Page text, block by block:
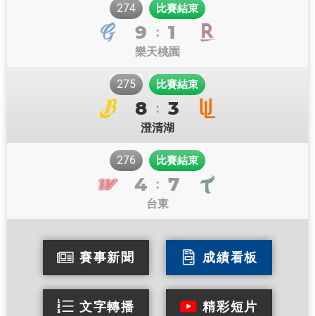
274 比賽結束
9 : 1
樂天桃園
275 比賽結束
8 : 3
澄清湖
276 比賽結束
4 : 7
台東
賽事新聞 成績看板
文字轉播 精彩短片